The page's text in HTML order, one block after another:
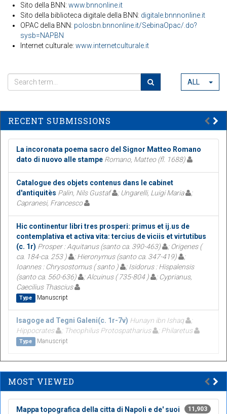
Sito della BNN: www.bnnonline.it
Sito della biblioteca digitale della BNN: digitale.bnnnonline.it
OPAC della BNN: polosbn.bnnonline.it/SebinaOpac/.do?
sysb=NAPBN
Internet culturale: www.internetculturale.it
ALL
RECENT SUBMISSIONS
La incoronata poema sacro del Signor Matteo Romano
dato di nuovo alle stampe Romano, Matteo (fl. 1688)
Catalogue des objets contenus dans le cabinet
d'antiquitès Palin, Nils Gustaf ; Ungarelli, Luigi Maria
;
Capranesi, Francesco
Hic continentur libri tres prosperi: primus et ij.us de
contemplativa et activa vita: tercius de viciis et virtutibus
(c. 1r) Prosper : Aquitanus (santo ca. 390-463)
; Origenes (
ca. 184-ca. 253 )
; Hieronymus (santo ca. 347-419)
;
Ioannes : Chrysostomus ( santo )
; Isidorus : Hispalensis
(santo ca. 560-636)
; Alcuinus ( 735-804 )
; Cyprianus,
Caecilius Thascius
Type Manuscript
Isagoge ad Tegni Galeni(c. 1r-7v) Hunayn ibn Ishaq
Hippocrates
; Theophilus Protospatharius ; Philaretus
Type Manuscript
MOST VIEWED
11,903
Mappa topografica della citta di Napoli e de' suoi